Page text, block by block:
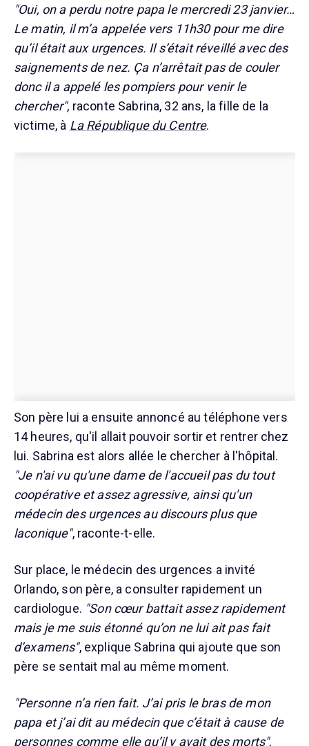
"Oui, on a perdu notre papa le mercredi 23 janvier…
Le matin, il m’a appelée vers 11h30 pour me dire
qu’il était aux urgences. Il s’était réveillé avec des
saignements de nez. Ça n’arrêtait pas de couler
donc il a appelé les pompiers pour venir le
chercher", raconte Sabrina, 32 ans, la fille de la
victime, à La République du Centre.
Son père lui a ensuite annoncé au téléphone vers
14 heures, qu'il allait pouvoir sortir et rentrer chez
lui. Sabrina est alors allée le chercher à l'hôpital.
"Je n'ai vu qu'une dame de l'accueil pas du tout
coopérative et assez agressive, ainsi qu'un
médecin des urgences au discours plus que
laconique", raconte-t-elle.
Sur place, le médecin des urgences a invité
Orlando, son père, a consulter rapidement un
cardiologue. "Son cœur battait assez rapidement
mais je me suis étonné qu’on ne lui ait pas fait
d’examens", explique Sabrina qui ajoute que son
père se sentait mal au même moment.
"Personne n’a rien fait. J’ai pris le bras de mon
papa et j’ai dit au médecin que c’était à cause de
personnes comme elle qu’il y avait des morts",